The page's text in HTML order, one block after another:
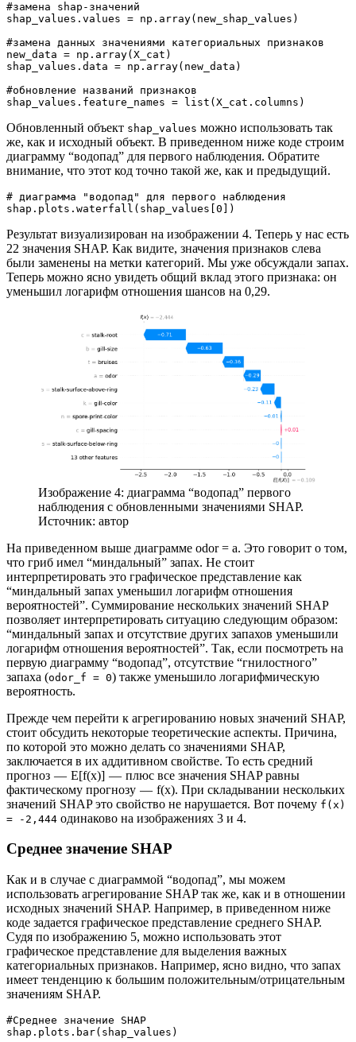
#замена shap-значений
shap_values.values = np.array(new_shap_values)
#замена данных значениями категориальных признаков
new_data = np.array(X_cat)
shap_values.data = np.array(new_data)
#обновление названий признаков
shap_values.feature_names = list(X_cat.columns)
Обновленный объект shap_values можно использовать так
же, как и исходный объект. В приведенном ниже коде строим
диаграмму “водопад” для первого наблюдения. Обратите
внимание, что этот код точно такой же, как и предыдущий.
# диаграмма "водопад" для первого наблюдения
shap.plots.waterfall(shap_values[0])
Результат визуализирован на изображении 4. Теперь у нас есть
22 значения SHAP. Как видите, значения признаков слева
были заменены на метки категорий. Мы уже обсуждали запах.
Теперь можно ясно увидеть общий вклад этого признака: он
уменьшил логарифм отношения шансов на 0,29.
Изображение 4: диаграмма “водопад” первого
наблюдения с обновленными значениями SHAP.
Источник: автор
На приведенном выше диаграмме odor = a. Это говорит о том,
что гриб имел “миндальный” запах. Не стоит
интерпретировать это графическое представление как
“миндальный запах уменьшил логарифм отношения
вероятностей”. Суммирование нескольких значений SHAP
позволяет интерпретировать ситуацию следующим образом:
“миндальный запах и отсутствие других запахов уменьшили
логарифм отношения вероятностей”. Так, если посмотреть на
первую диаграмму “водопад”, отсутствие “гнилостного”
запаха (odor_f = 0) также уменьшило логарифмическую
вероятность.
Прежде чем перейти к агрегированию новых значений SHAP,
стоит обсудить некоторые теоретические аспекты. Причина,
по которой это можно делать со значениями SHAP,
заключается в их аддитивном свойстве. То есть средний
прогноз — E[f(x)] — плюс все значения SHAP равны
фактическому прогнозу — f(x). При складывании нескольких
значений SHAP это свойство не нарушается. Вот почему f(x)
= -2,444 одинаково на изображениях 3 и 4.
Среднее значение SHAP
Как и в случае с диаграммой “водопад”, мы можем
использовать агрегирование SHAP так же, как и в отношении
исходных значений SHAP. Например, в приведенном ниже
коде задается графическое представление среднего SHAP.
Судя по изображению 5, можно использовать этот
графическое представление для выделения важных
категориальных признаков. Например, ясно видно, что запах
имеет тенденцию к большим положительным/отрицательным
значениям SHAP.
#Среднее значение SHAP
shap.plots.bar(shap_values)